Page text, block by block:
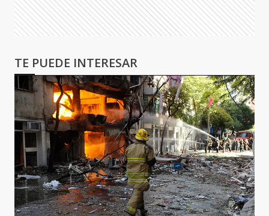
TE PUEDE INTERESAR